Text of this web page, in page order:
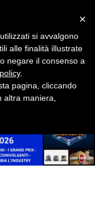
×
si avvalgono
alle finalità illustrate
negare il consenso a
.
pagina, cliccando
maniera,